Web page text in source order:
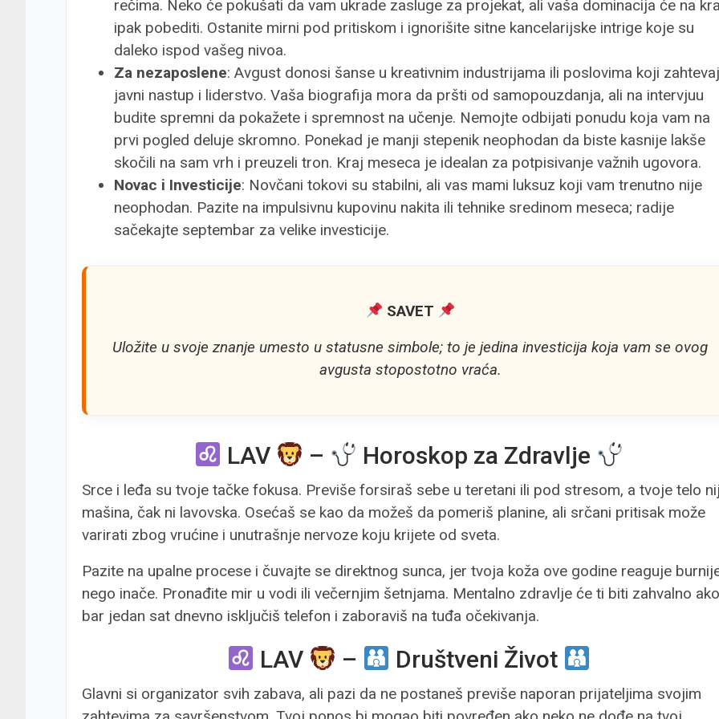
rečima. Neko će pokušati da vam ukrade zasluge za projekat, ali vaša dominacija će na
ipak pobediti. Ostanite mirni pod pritiskom i ignorišite sitne kancelarijske intrige koje su
daleko ispod vašeg nivoa.
Za nezaposlene: Avgust donosi šanse u kreativnim industrijama ili poslovima koji
javni nastup i liderstvo. Vaša biografija mora da pršti od samopouzdanja, ali na intervjuu
budite spremni da pokažete i spremnost na učenje. Nemojte odbijati ponudu koja vam na
prvi pogled deluje skromno. Ponekad je manji stepenik neophodan da biste kasnije lakše
skočili na sam vrh i preuzeli tron. Kraj meseca je idealan za potpisivanje važnih ugovora.
Novac i Investicije: Novčani tokovi su stabilni, ali vas mami luksuz koji vam trenutno nije
neophodan. Pazite na impulsivnu kupovinu nakita ili tehnike sredinom meseca; radije
sačekajte septembar za velike investicije.
SAVET
Uložite u svoje znanje umesto u statusne simbole; to je jedina investicija koja vam se ovog
avgusta stopostotno vraća.
LAV – Horoskop za Zdravlje
Srce i leđa su tvoje tačke fokusa. Previše forsiraš sebe u teretani ili pod stresom, a tvoje telo
mašina, čak ni lavovska. Osećaš se kao da možeš da pomeriš planine, ali srčani pritisak može
varirati zbog vrućine i unutrašnje nervoze koju krijete od sveta.
Pazite na upalne procese i čuvajte se direktnog sunca, jer tvoja koža ove godine reaguje
nego inače. Pronađite mir u vodi ili večernjim šetnjama. Mentalno zdravlje će ti biti zahvalno ako
bar jedan sat dnevno isključiš telefon i zaboraviš na tuđa očekivanja.
LAV – Društveni Život
Glavni si organizator svih zabava, ali pazi da ne postaneš previše naporan prijateljima svojim